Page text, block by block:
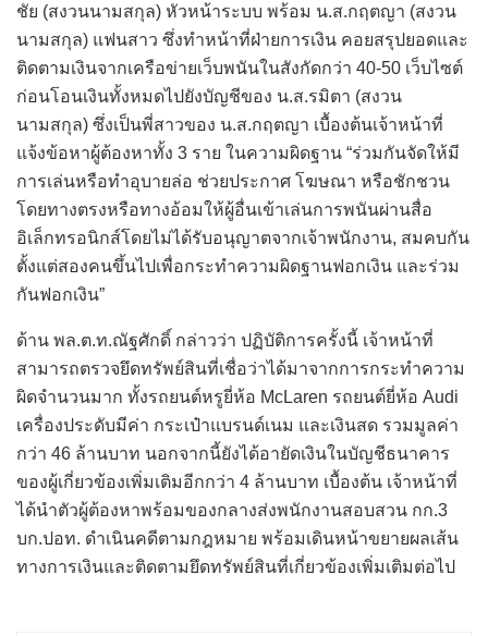
ชัย (สงวนนามสกุล) หัวหน้าระบบ พร้อม น.ส.กฤตญา (สงวน
นามสกุล) แฟนสาว ซึ่งทำหน้าที่ฝ่ายการเงิน คอยสรุปยอดและ
ติดตามเงินจากเครือข่ายเว็บพนันในสังกัดกว่า 40-50 เว็บไซต์
ก่อนโอนเงินทั้งหมดไปยังบัญชีของ น.ส.รมิตา (สงวน
นามสกุล) ซึ่งเป็นพี่สาวของ น.ส.กฤตญา เบื้องต้นเจ้าหน้าที่
แจ้งข้อหาผู้ต้องหาทั้ง 3 ราย ในความผิดฐาน “ร่วมกันจัดให้มี
การเล่นหรือทำอุบายล่อ ช่วยประกาศ โฆษณา หรือชักชวน
โดยทางตรงหรือทางอ้อมให้ผู้อื่นเข้าเล่นการพนันผ่านสื่อ
อิเล็กทรอนิกส์โดยไม่ได้รับอนุญาตจากเจ้าพนักงาน, สมคบกัน
ตั้งแต่สองคนขึ้นไปเพื่อกระทำความผิดฐานฟอกเงิน และร่วม
กันฟอกเงิน”
ด้าน พล.ต.ท.ณัฐศักดิ์ กล่าวว่า ปฏิบัติการครั้งนี้ เจ้าหน้าที่
สามารถตรวจยึดทรัพย์สินที่เชื่อว่าได้มาจากการกระทำความ
ผิดจำนวนมาก ทั้งรถยนต์หรูยี่ห้อ McLaren รถยนต์ยี่ห้อ Audi
เครื่องประดับมีค่า กระเป๋าแบรนด์เนม และเงินสด รวมมูลค่า
กว่า 46 ล้านบาท นอกจากนี้ยังได้อายัดเงินในบัญชีธนาคาร
ของผู้เกี่ยวข้องเพิ่มเติมอีกกว่า 4 ล้านบาท เบื้องต้น เจ้าหน้าที่
ได้นำตัวผู้ต้องหาพร้อมของกลางส่งพนักงานสอบสวน กก.3
บก.ปอท. ดำเนินคดีตามกฎหมาย พร้อมเดินหน้าขยายผลเส้น
ทางการเงินและติดตามยึดทรัพย์สินที่เกี่ยวข้องเพิ่มเติมต่อไป